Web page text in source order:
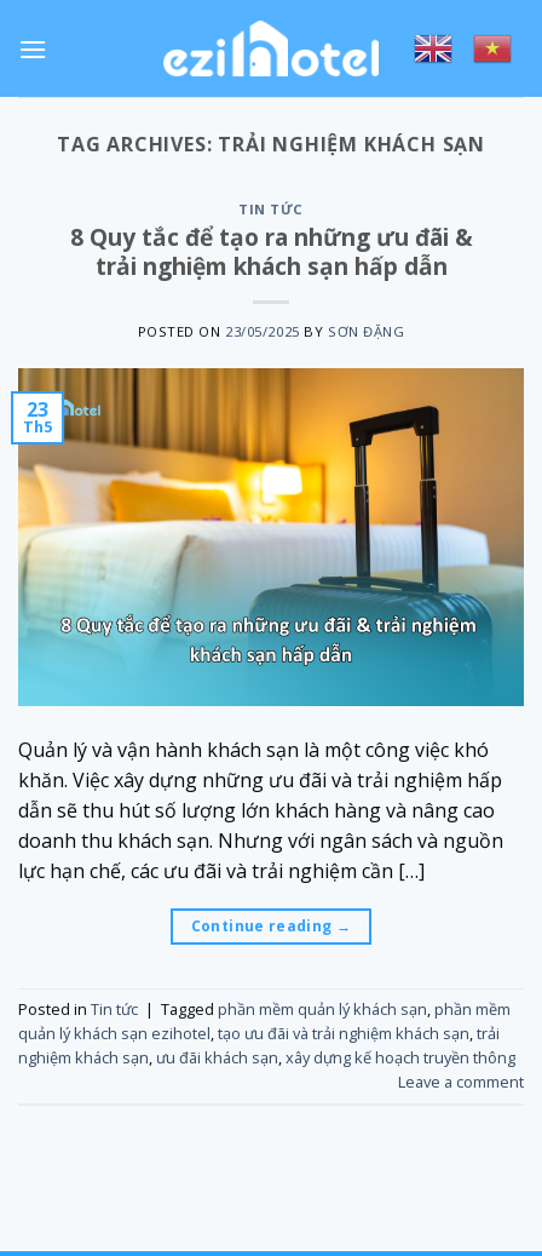
TAG ARCHIVES: TRẢI NGHIỆM KHÁCH SẠN
TIN TỨC
8 Quy tắc để tạo ra những ưu đãi &
trải nghiệm khách sạn hấp dẫn
POSTED ON 23/05/2025 BY SƠN ĐẶNG
23
Th5
Quản lý và vận hành khách sạn là một công việc khó
khăn. Việc xây dựng những ưu đãi và trải nghiệm hấp
dẫn sẽ thu hút số lượng lớn khách hàng và nâng cao
doanh thu khách sạn. Nhưng với ngân sách và nguồn
lực hạn chế, các ưu đãi và trải nghiệm cần […]
Continue reading →
Posted in Tin tức | Tagged phần mềm quản lý khách sạn,phần mềm
quản lý khách sạn ezihotel,tạo ưu đãi và trải nghiệm khách sạn,trải
nghiệm khách sạn, ưu đãi khách sạn,xây dựng kế hoạch truyền thông
Leave a comment